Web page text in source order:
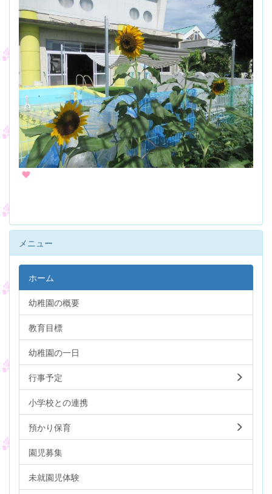
メニュー
ホーム
幼稚園の概要
教育目標
幼稚園の一日
行事予定
小学校との連携
預かり保育
園児募集
未就園児体験